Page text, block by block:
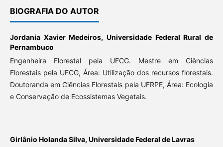
BIOGRAFIA DO AUTOR
Jordania Xavier Medeiros, Universidade Federal Rural de
Pernambuco
Engenheira Florestal pela UFCG. Mestre em Ciências
Florestais pela UFCG, Área: Utilização dos recursos florestais.
Doutoranda em Ciências Florestais pela UFRPE, Área: Ecologia
e Conservação de Ecossistemas Vegetais.
Girlânio Holanda Silva, Universidade Federal de Lavras